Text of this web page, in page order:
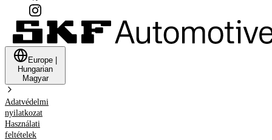
Europe
Hungarian
Magyar
Adatvédelmi
nyilatkozat
Használati
feltételek